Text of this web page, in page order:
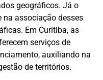
geográficos. Já o
na associação desses
Em Curitiba, as
serviços de
auxiliando na
de territórios.